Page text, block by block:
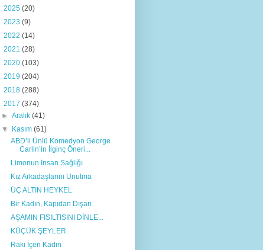
2025 (20)
2023 (9)
2022 (14)
2021 (28)
2020 (103)
2019 (204)
2018 (288)
2017 (374)
►Aralık(41)
▼
Kasım(61)
ABD’li Ünlü Komedyon George
Carlin’in İlginç Öneri...
Limonun İnsan Sağlığı
Kız Arkadaşlarını Unutma
ÜÇ ALTIN HEYKEL
Bir Kadın, Kapıdan Dışarı
AŞAMIN FISILTISINI DİNLE...
KÜÇÜK ŞEYLER
Rakı İçen Kadın